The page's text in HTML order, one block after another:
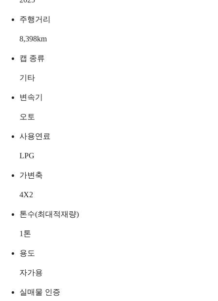
주행거리
8,398km
캡 종류
기타
변속기
오토
사용연료
LPG
가변축
4X2
톤수(최대적재량)
1 톤
용도
자가용
실매물 인증